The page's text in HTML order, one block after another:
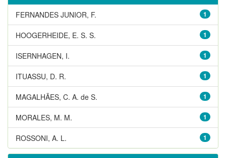
1
FERNANDES JUNIOR, F.
1
HOOGERHEIDE, E. S. S.
1
ISERNHAGEN, I.
1
ITUASSU, D. R.
1
MAGALHÃES, C. A. de S.
1
MORALES, M. M.
1
ROSSONI, A. L.